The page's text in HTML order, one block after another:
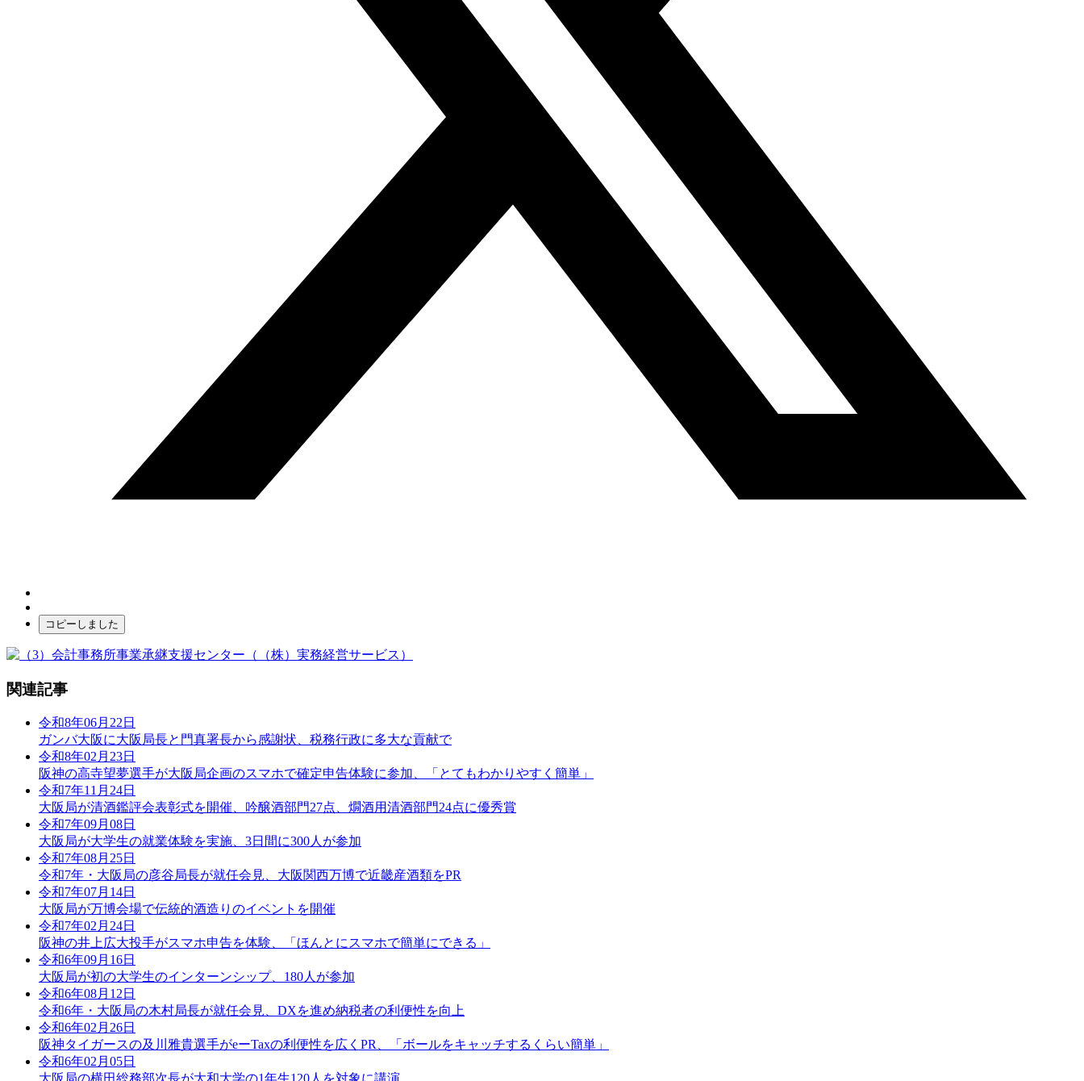
コピーしました
関連記事
令和8年06月22日
ガンバ大阪に大阪局長と門真署長から感謝状、税務行政に多大な貢献で
令和8年02月23日
阪神の高寺望夢選手が大阪局企画のスマホで確定申告体験に参加、「とてもわかりやすく簡単」
令和7年11月24日
大阪局が清酒鑑評会表彰式を開催、吟醸酒部門27点、燗酒用清酒部門24点に優秀賞
令和7年09月08日
大阪局が大学生の就業体験を実施、3日間に300人が参加
令和7年08月25日
令和7年・大阪局の彦谷局長が就任会見、大阪関西万博で近畿産酒類をPR
令和7年07月14日
大阪局が万博会場で伝統的酒造りのイベントを開催
令和7年02月24日
阪神の井上広大投手がスマホ申告を体験、「ほんとにスマホで簡単にできる」
令和6年09月16日
大阪局が初の大学生のインターンシップ、180人が参加
令和6年08月12日
令和6年・大阪局の木村局長が就任会見、DXを進め納税者の利便性を向上
令和6年02月26日
阪神タイガースの及川雅貴選手がeーTaxの利便性を広くPR、「ボールをキャッチするくらい簡単」
令和6年02月05日